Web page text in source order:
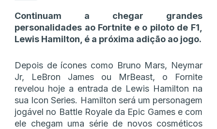
Continuam a chegar grandes
personalidades ao Fortnite e o piloto de F1,
Lewis Hamilton, é a próxima adição ao jogo.
Depois de ícones como Bruno Mars, Neymar
Jr, LeBron James ou MrBeast, o Fornite
revelou hoje a entrada de Lewis Hamilton na
sua Icon Series. Hamilton será um personagem
jogável no Battle Royale da Epic Games e com
ele chegam uma série de novos cosméticos